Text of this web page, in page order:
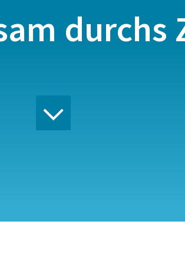
durchs